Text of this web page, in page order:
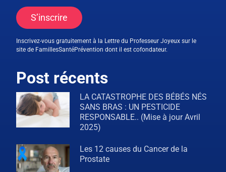
S’inscrire
Inscrivez-vous gratuitement à la Lettre du Professeur Joyeux sur le
site de FamillesSantéPrévention dont il est cofondateur.
Post récents
LA CATASTROPHE DES BÉBÉS NÉS
SANS BRAS : UN PESTICIDE
RESPONSABLE.. (Mise à jour Avril
2025)
Les 12 causes du Cancer de la
Prostate